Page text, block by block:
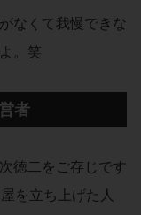
なくて我慢できな
。笑
者
徳二をご存じです
を立ち上げた人